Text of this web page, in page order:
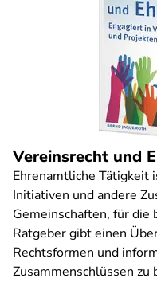
Vereinsrecht und
Ehrenamtliche Tätigkeit
Initiativen und andere
Gemeinschaften, für
Ratgeber gibt einen
Rechtsformen und
Zusammenschlüssen zu